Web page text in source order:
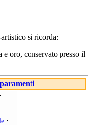
si ricorda:
e oro, conservato presso il
paramenti
·
·